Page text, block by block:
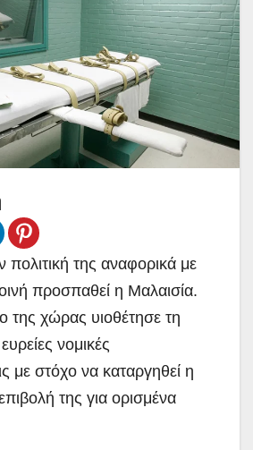
πολιτική της αναφορικά με
προσπαθεί η Μαλαισία.
της χώρας υιοθέτησε τη
νομικές
με στόχο να καταργηθεί η
της για ορισμένα